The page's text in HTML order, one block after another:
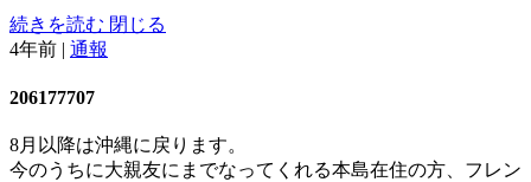
続きを読む 閉じる
4年前 | 通報
206177707
8月以降は沖縄に戻ります。
今のうちに大親友にまでなってくれる本島在住の方、フレン